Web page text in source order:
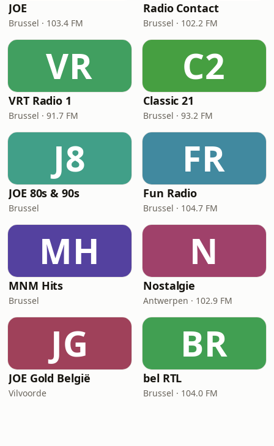
JOE
Brussel · 103.4 FM
Radio Contact
Brussel · 102.2 FM
VR
VRT Radio 1
Brussel · 91.7 FM
C2
Classic 21
Brussel · 93.2 FM
J8
JOE 80s & 90s
Brussel
FR
Fun Radio
Brussel · 104.7 FM
MH
MNM Hits
Brussel
N
Nostalgie
Antwerpen · 102.9 FM
JG
JOE Gold België
Vilvoorde
BR
bel RTL
Brussel · 104.0 FM